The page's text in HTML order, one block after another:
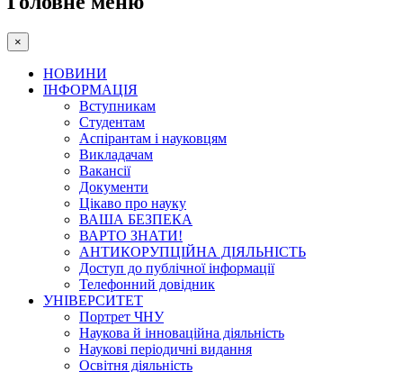
×
НОВИНИ
ІНФОРМАЦІЯ
Вступникам
Студентам
Аспірантам і науковцям
Викладачам
Вакансії
Документи
Цікаво про науку
ВАША БЕЗПЕКА
ВАРТО ЗНАТИ!
АНТИКОРУПЦІЙНА ДІЯЛЬНІСТЬ
Доступ до публічної інформації
Телефонний довідник
УНІВЕРСИТЕТ
Портрет ЧНУ
Наукова й інноваційна діяльність
Наукові періодичні видання
Освітня діяльність